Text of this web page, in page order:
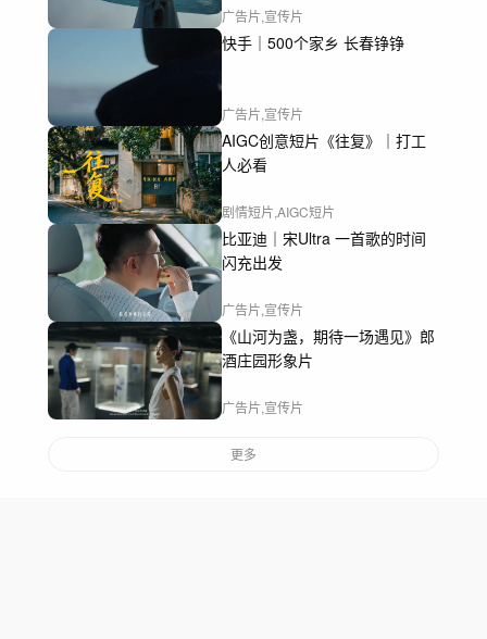
广告片,宣传片
快手｜500个家乡 长春铮铮
广告片,宣传片
AIGC创意短片《往复》｜打工
人必看
剧情短片,AIGC短片
比亚迪｜宋Ultra 一首歌的时间
闪充出发
广告片,宣传片
《山河为盏，期待一场遇见》郎
酒庄园形象片
广告片,宣传片
更多